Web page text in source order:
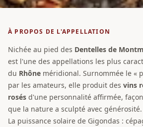
À PROPOS DE L'APPELLATION
Nichée au pied des Dentelles de
est l'une des appellations les plus
du Rhône méridional. Surnommée le «
par les amateurs, elle produit des vins
rosés d'une personnalité affirmée,
que la nature a sculpté avec générosité.
La puissance solaire de Gigondas :